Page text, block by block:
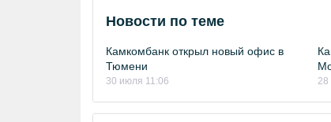
Новости по теме
Камкомбанк открыл новый офис в
Тюмени
30 июля 11:06 28